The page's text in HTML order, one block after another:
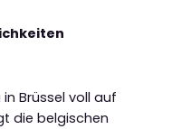
Brüssel voll auf
die belgischen